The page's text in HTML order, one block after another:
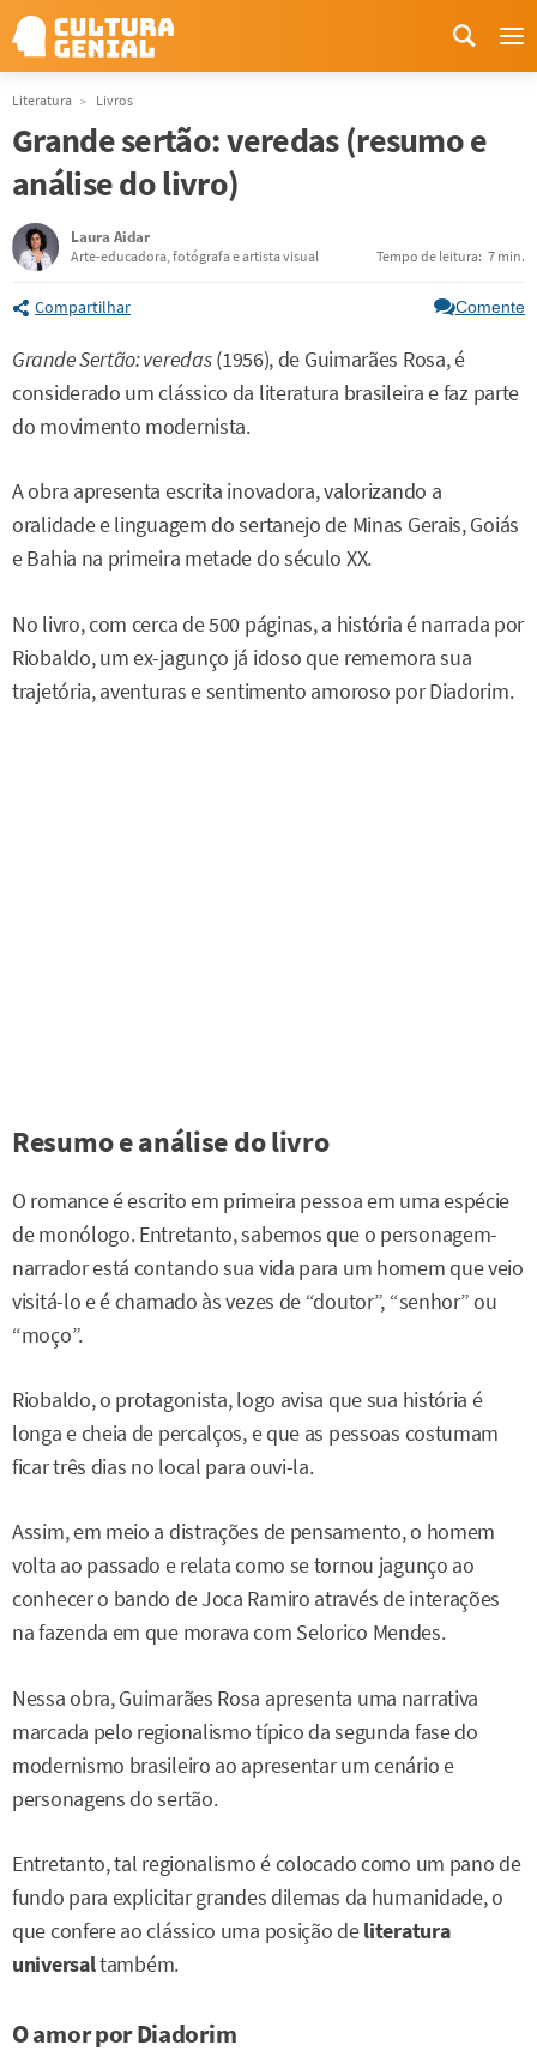
Literatura Livros
Grande sertão: veredas (resumo e
análise do livro)
Laura Aidar
Arte-educadora, fotógrafa e artista visual Tempo de leitura: 7 min.
Compartilhar Comente
Grande Sertão: veredas(1956), de Guimarães Rosa, é
considerado um clássico da literatura brasileira e faz parte
do movimento modernista.
A obra apresenta escrita inovadora, valorizando a
oralidade e linguagem do sertanejo de Minas Gerais, Goiás
e Bahia na primeira metade do século XX.
No livro, com cerca de 500 páginas, a história é narrada por
Riobaldo, um ex-jagunço já idoso que rememora sua
trajetória, aventuras e sentimento amoroso por Diadorim.
Resumo e análise do livro
O romance é escrito em primeira pessoa em uma espécie
de monólogo. Entretanto, sabemos que o personagem-
narrador está contando sua vida para um homem que veio
visitá-lo e é chamado às vezes de “doutor”, “senhor” ou
“moço”.
Riobaldo, o protagonista, logo avisa que sua história é
longa e cheia de percalços, e que as pessoas costumam
ficar três dias no local para ouvi-la.
Assim, em meio a distrações de pensamento, o homem
volta ao passado e relata como se tornou jagunço ao
conhecer o bando de Joca Ramiro através de interações
na fazenda em que morava com Selorico Mendes.
Nessa obra, Guimarães Rosa apresenta uma narrativa
marcada pelo regionalismo típico da segunda fase do
modernismo brasileiro ao apresentar um cenário e
personagens do sertão.
Entretanto, tal regionalismo é colocado como um pano de
fundo para explicitar grandes dilemas da humanidade, o
que confere ao clássico uma posição deliteratura
universaltambém.
O amor por Diadorim